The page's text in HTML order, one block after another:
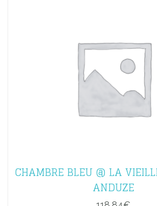
CHAMBRE BLEU @ LA
ANDUZE